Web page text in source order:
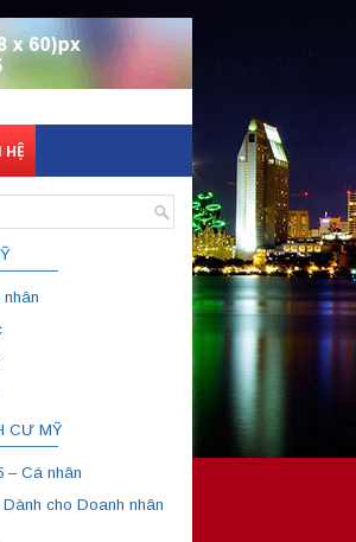
HỆ
CƯ MỸ
– Cá nhân
cho Doanh nhân